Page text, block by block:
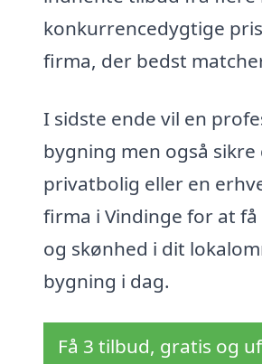
konkurrencedygtige
firma, der bedst
I sidste ende vil en
bygning men også
privatbolig eller en
firma i Vindinge for at
og skønhed i dit
bygning i dag.
Få 3 tilbud, gratis og